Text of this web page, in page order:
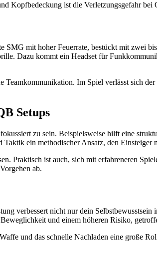
Kopfbedeckung ist die Verletzungsgefahr bei
mit hoher Feuerrate, bestückt mit zwei
Dazu kommt ein Headset für
Im Spiel verlässt sich
Setups
zu sein. Beispielsweise hilft eine
ein methodischer Ansatz, den Einsteiger
Praktisch ist auch, sich mit erfahreneren
ab.
verbessert nicht nur dein
und einem höheren Risiko,
und das schnelle Nachladen eine große